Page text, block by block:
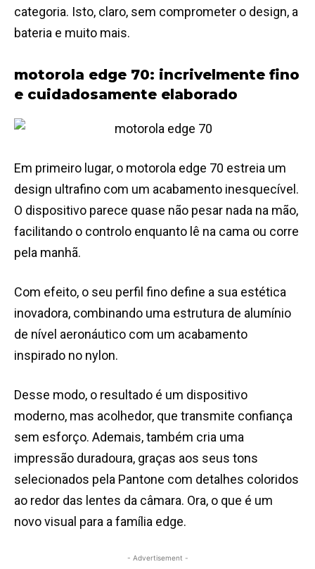
categoria. Isto, claro, sem comprometer o design, a
bateria e muito mais.
motorola edge 70: incrivelmente fino
e cuidadosamente elaborado
Em primeiro lugar, o motorola edge 70 estreia um
design ultrafino com um acabamento inesquecível.
O dispositivo parece quase não pesar nada na mão,
facilitando o controlo enquanto lê na cama ou corre
pela manhã.
Com efeito, o seu perfil fino define a sua estética
inovadora, combinando uma estrutura de alumínio
de nível aeronáutico com um acabamento
inspirado no nylon.
Desse modo, o resultado é um dispositivo
moderno, mas acolhedor, que transmite confiança
sem esforço. Ademais, também cria uma
impressão duradoura, graças aos seus tons
selecionados pela Pantone com detalhes coloridos
ao redor das lentes da câmara. Ora, o que é um
novo visual para a família edge.
- Advertisement -